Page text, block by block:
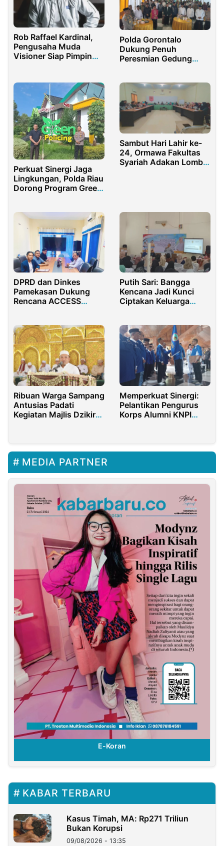
Rob Raffael Kardinal,
Pengusaha Muda
Visioner Siap Pimpin
Polda Gorontalo
Dukung Penuh
Peresmian Gedung
Perkuat Sinergi Jaga
Lingkungan, Polda Riau
Dorong Program Green
Sambut Hari Lahir ke-
24, Ormawa Fakultas
Syariah Adakan Lomba
DPRD dan Dinkes
Pamekasan Dukung
Rencana ACCESS
Penerima MBG
Putih Sari: Bangga
Kencana Jadi Kunci
Ciptakan Keluarga
Ribuan Warga Sampang
Antusias Padati
Kegiatan Majlis Dzikir
Memperkuat Sinergi:
Pelantikan Pengurus
Korps Alumni KNPI
MEDIA PARTNER
E-Koran
KABAR TERBARU
Kasus Timah, MA: Rp271 Triliun
Bukan Korupsi
09/08/2026 - 13:35